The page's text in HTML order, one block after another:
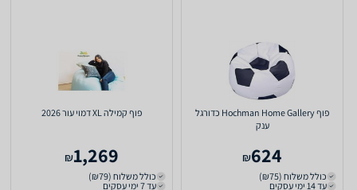
פוף Hochman Home Gallery כדורגל
ענק
624
₪
כולל משלוח (₪75)
עד 14 ימי עסקים
פוף קמילה XL דמוי עור 2026
1,269
₪
כולל משלוח (₪79)
עד 7 ימי עסקים